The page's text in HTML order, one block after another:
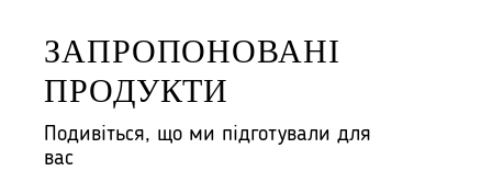
ЗАПРОПОНОВАНІ
ПРОДУКТИ
Подивіться, що ми підготували для
вас